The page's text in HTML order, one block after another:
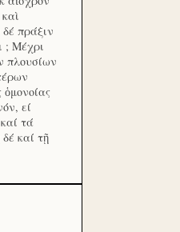
πράξιν
; Μέχρι
πλουσίων
εί
τά
καί τῇ